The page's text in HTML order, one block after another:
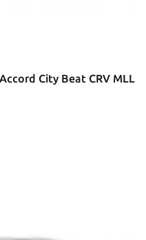
City Beat CRV MLL